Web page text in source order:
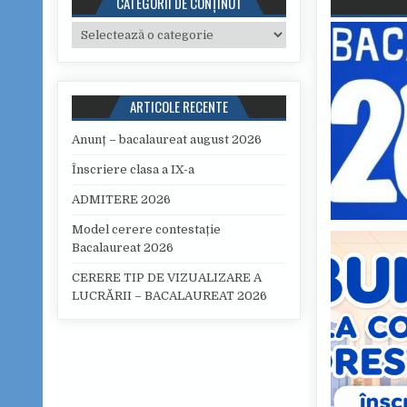
Categorii de conținut
ARTICOLE RECENTE
Anunț – bacalaureat august 2026
Înscriere clasa a IX-a
ADMITERE 2026
Model cerere contestație
Bacalaureat 2026
CERERE TIP DE VIZUALIZARE A
LUCRĂRII – BACALAUREAT 2026